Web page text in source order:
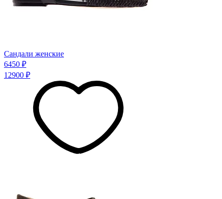
Сандали женские
6450 ₽
12900 ₽